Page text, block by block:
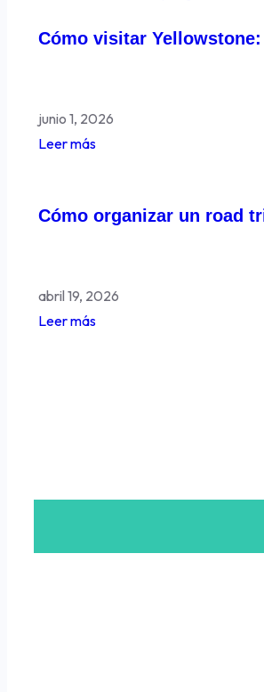
Cómo visitar
junio 1, 2026
Leer más
Cómo organizar un road
abril 19, 2026
Leer más